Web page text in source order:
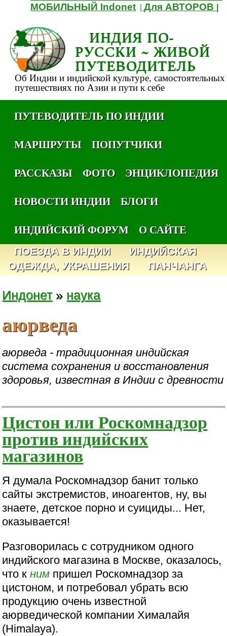
МОБИЛЬНЫЙ Indonet |Для АВТОРОВ
ИНДИЯ ПО-
РУССКИ ~ ЖИВОЙ
ПУТЕВОДИТЕЛЬ
Об Индии и индийской культуре, самостоятельных
путешествиях по Азии и пути к себе
ПУТЕВОДИТЕЛЬ ПО ИНДИИ
МАРШРУТЫ
ПОПУТЧИКИ
РАССКАЗЫ
ФОТО
ЭНЦИКЛОПЕДИЯ
НОВОСТИ ИНДИИ
БЛОГИ
ИНДИЙСКИЙ ФОРУМ
О САЙТЕ
ПОЕЗДА В ИНДИИ
ИНДИЙСКАЯ
ОДЕЖДА, УКРАШЕНИЯ
ПАНЧАНГА
Индонет» наука
аюрведа
аюрведа - традиционная индийская
система сохранения и восстановления
здоровья, известная в Индии с древности
Цистон или Роскомнадзор
против индийских
магазинов
Я думала Роскомнадзор банит только
сайты экстремистов, иноагентов, ну, вы
знаете, детское порно и суициды... Нет,
оказывается!
Разговорилась с сотрудником одного
индийского магазина в Москве, оказалось,
что кним пришел Роскомнадзор за
цистоном, и потребовал убрать всю
продукцию очень известной
аюрведической компании Хималайя
(Himalaya).